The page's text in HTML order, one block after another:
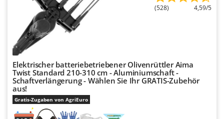
MOVA
Mowox
MTD
N
New O.M.R.A.
Nilfisk
Ninja
Novatec
(528) 4,59/5
Elektrischer batteriebetriebener Olivenrüttler Aima
Twist Standard 210-310 cm - Aluminiumschaft -
Schaftverlängerung - Wählen Sie Ihr GRATIS-Zubehör
aus!
Gratis-Zugaben von AgriEuro